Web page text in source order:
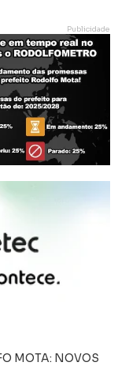
Publicidade
MOTA: NOVOS